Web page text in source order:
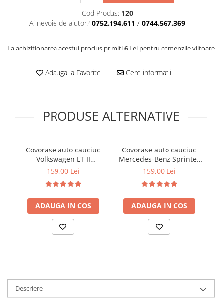
Folie Geamuri
Huse Volan Auto
Huse Volan cu Ac si Ata
Huse Volan din Piele Ecologica
Huse Volan din Piele Ecologica cu
Nuca Volan
Odorizante Auto
Ornamente Auto
Ornamente Pedale Auto
Ornamente Protectie Portiera
Ornamente Schimbator Viteza
Ornamente Toba Auto
Parasolare Auto
Stergatoare Parbriz
Covorase SUZUKI
Covorase TOYOTA
Covorase VOLKSWAGEN
Covorase VOLVO
Cod Produs: 120
Ai nevoie de ajutor? 0752.194.611 / 0744.567.369
La achizitionarea acestui produs primiti6 Lei pentru comenzile viitoare
Adauga la Favorite Cere informatii
PRODUSE ALTERNATIVE
Covorase auto cauciuc
Volkswagen LT II
Mercedes-Benz Sprinter
159,00 Lei
ADAUGA IN COS
Covorase auto cauciuc
Mercedes-Benz Sprinter
W906 Volkswagen Crafter
159,00 Lei
ADAUGA IN COS
Descriere